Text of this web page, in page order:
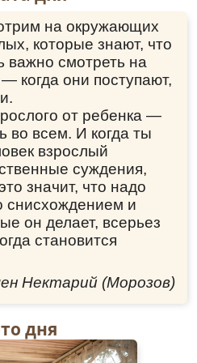
архиепископу
изря́дный
жи́тельства и́стинный
чистоты́
сопресто́льниче,
па́стырская
похвала́,/
Феокти́сте, о́тче наш,/
житии́ сем послужи́л
на́шим.
прекрасный
жизни истинный
вместе с
красота,
на окружающих
которые знают, что
важно смотреть на
когда они поступают,
от ребенка —
во всем. И когда ты
взрослый
суждения,
значит, что надо
снисхождением и
он делает, всерьез
становится
Нектарий (Морозов)
дня